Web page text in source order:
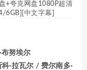
+夸克网盘1080P超清
6GB][中文字幕]
努埃尔
·拉瓦尔 / 费尔南多·